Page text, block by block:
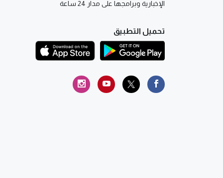
الإخبارية وبرامجها على مدار 24 ساعة
تحميل التطبيق